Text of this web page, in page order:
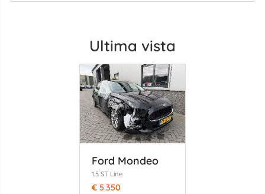
Ultima vista
Ford Mondeo
1.5 ST Line
€ 5.350